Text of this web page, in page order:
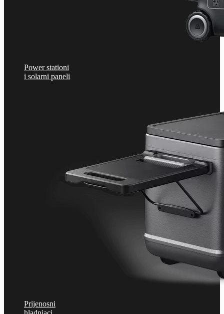
Power stationi
i solarni paneli
Prijenosni